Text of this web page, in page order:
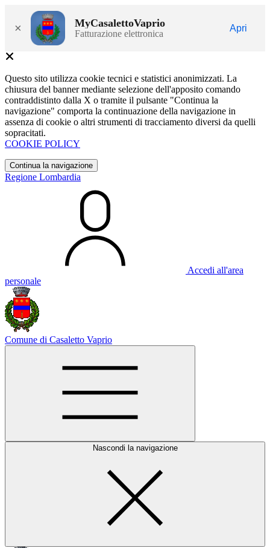
× MyCasalettoVaprio
Fatturazione elettronica
Apri
Questo sito utilizza cookie tecnici e statistici anonimizzati. La
chiusura del banner mediante selezione dell'apposito comando
contraddistinto dalla X o tramite il pulsante "Continua la
navigazione" comporta la continuazione della navigazione in
assenza di cookie o altri strumenti di tracciamento diversi da quelli
sopracitati.
COOKIE POLICY
Continua la navigazione
Regione Lombardia
Accedi all'area
personale
Comune di Casaletto Vaprio
Nascondi la navigazione